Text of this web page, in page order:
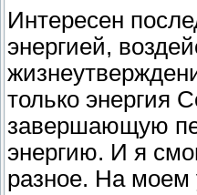
Интересен
энергией,
только энергия
завершающую
энергию. И я
разное. На моем